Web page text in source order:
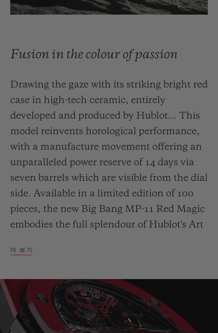
Fusion in the colour of passion
Drawing the gaze with its striking bright red
case in high-tech ceramic, entirely
developed and produced by Hublot... This
model reinvents horological performance,
with a manufacture movement offering an
unparalleled power reserve of 14 days via
seven barrels which are visible from the dial
side. Available in a limited edition of 100
pieces, the new Big Bang MP-11 Red Magic
embodies the full splendour of Hublot's Art
더 보기
익스클루시브 서비스
휴블로티스타 및 연장 보증
예상 배송일
안전한 결제
기프트 파우치
부티크 검색